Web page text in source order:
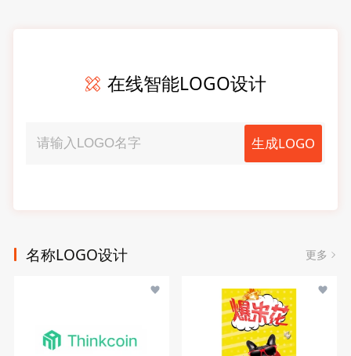
在线智能LOGO设计
生成LOGO
名称LOGO设计 更多